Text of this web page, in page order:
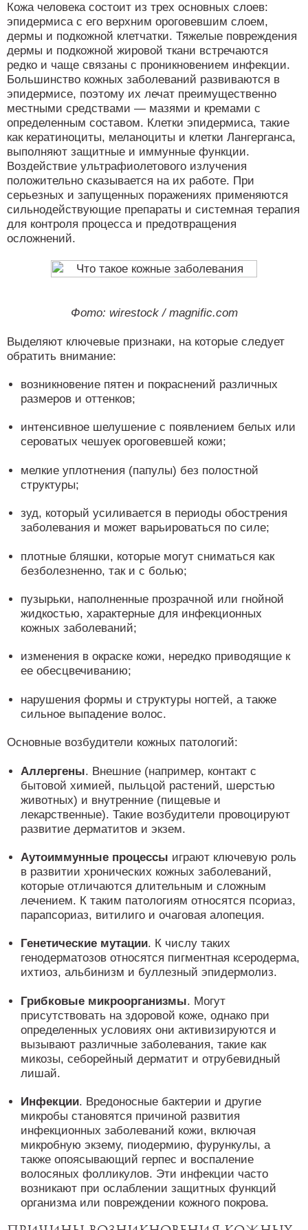
Кожа человека состоит из трех основных слоев:
эпидермиса с его верхним ороговевшим слоем,
дермы и подкожной клетчатки. Тяжелые повреждения
дермы и подкожной жировой ткани встречаются
редко и чаще связаны с проникновением инфекции.
Большинство кожных заболеваний развиваются в
эпидермисе, поэтому их лечат преимущественно
местными средствами — мазями и кремами с
определенным составом. Клетки эпидермиса, такие
как кератиноциты, меланоциты и клетки Лангерганса,
выполняют защитные и иммунные функции.
Воздействие ультрафиолетового излучения
положительно сказывается на их работе. При
серьезных и запущенных поражениях применяются
сильнодействующие препараты и системная терапия
для контроля процесса и предотвращения
осложнений.
Фото: wirestock / magnific.com
Выделяют ключевые признаки, на которые следует
обратить внимание:
возникновение пятен и покраснений различных
размеров и оттенков;
интенсивное шелушение с появлением белых или
сероватых чешуек ороговевшей кожи;
мелкие уплотнения (папулы) без полостной
структуры;
зуд, который усиливается в периоды обострения
заболевания и может варьироваться по силе;
плотные бляшки, которые могут сниматься как
безболезненно, так и с болью;
пузырьки, наполненные прозрачной или гнойной
жидкостью, характерные для инфекционных
кожных заболеваний;
изменения в окраске кожи, нередко приводящие к
ее обесцвечиванию;
нарушения формы и структуры ногтей, а также
сильное выпадение волос.
Основные возбудители кожных патологий:
Аллергены. Внешние (например, контакт с
бытовой химией, пыльцой растений, шерстью
животных) и внутренние (пищевые и
лекарственные). Такие возбудители провоцируют
развитие дерматитов и экзем.
Аутоиммунные процессы играют ключевую роль
в развитии хронических кожных заболеваний,
которые отличаются длительным и сложным
лечением. К таким патологиям относятся псориаз,
парапсориаз, витилиго и очаговая алопеция.
Генетические мутации. К числу таких
генодерматозов относятся пигментная ксеродерма,
ихтиоз, альбинизм и буллезный эпидермолиз.
Грибковые микроорганизмы. Могут
присутствовать на здоровой коже, однако при
определенных условиях они активизируются и
вызывают различные заболевания, такие как
микозы, себорейный дерматит и отрубевидный
лишай.
Инфекции. Вредоносные бактерии и другие
микробы становятся причиной развития
инфекционных заболеваний кожи, включая
микробную экзему, пиодермию, фурункулы, а
также опоясывающий герпес и воспаление
волосяных фолликулов. Эти инфекции часто
возникают при ослаблении защитных функций
организма или повреждении кожного покрова.